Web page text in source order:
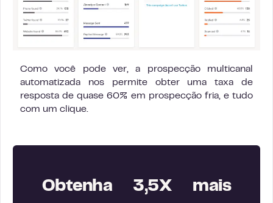
Como você pode ver, a prospecção multicanal
automatizada nos permite obter uma taxa de
resposta de quase 60% em prospecção fria, e tudo
com um clique.
Obtenha 3,5X mais